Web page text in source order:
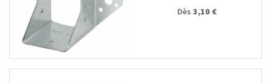
Dès 3,10 €